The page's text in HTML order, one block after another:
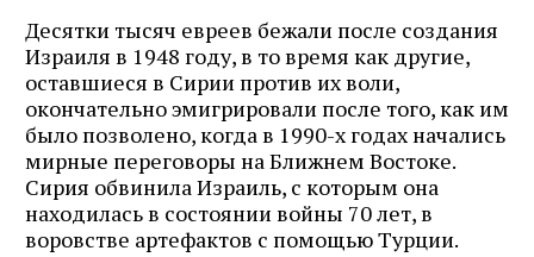
Десятки тысяч евреев бежали после создания
Израиля в 1948 году, в то время как другие,
оставшиеся в Сирии против их воли,
окончательно эмигрировали после того, как им
было позволено, когда в 1990-х годах начались
мирные переговоры на Ближнем Востоке.
Сирия обвинила Израиль, с которым она
находилась в состоянии войны 70 лет, в
воровстве артефактов с помощью Турции.
Журнал ЛЕХАИМ в вашем
email